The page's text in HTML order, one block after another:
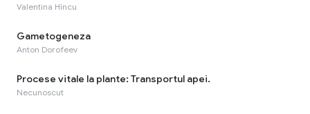
Valentina Hîncu
Gametogeneza
Anton Dorofeev
Procese vitale la plante: Transportul apei.
Necunoscut